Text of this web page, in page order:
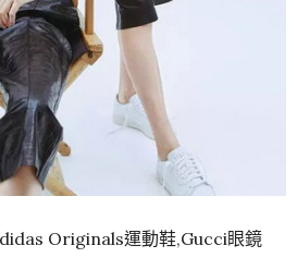
Originals運動鞋,Gucci眼鏡